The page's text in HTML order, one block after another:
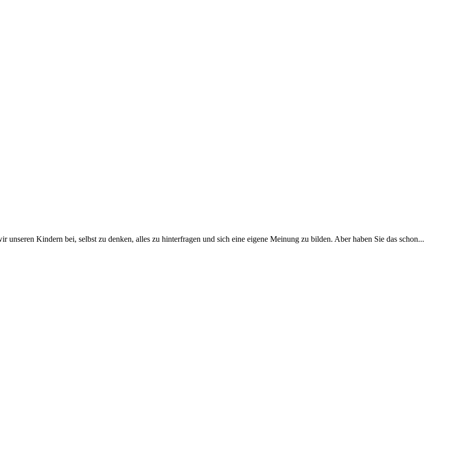
unseren Kindern bei, selbst zu denken, alles zu hinterfragen und sich eine eigene Meinung zu bilden. Aber haben Sie das schon...